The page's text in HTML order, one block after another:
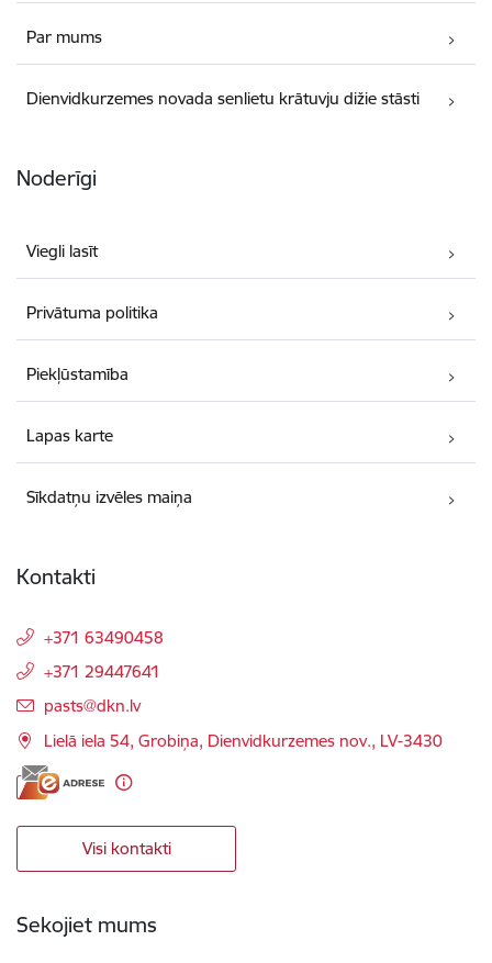
Par mums
Dienvidkurzemes novada senlietu krātuvju dižie stāsti
Noderīgi
Viegli lasīt
Privātuma politika
Piekļūstamība
Lapas karte
Sīkdatņu izvēles maiņa
Kontakti
+371 63490458
+371 29447641
E-pasts:
pasts@dkn.lv
Lielā iela 54, Grobiņa, Dienvidkurzemes nov., LV-3430
Visi kontakti
Sekojiet mums